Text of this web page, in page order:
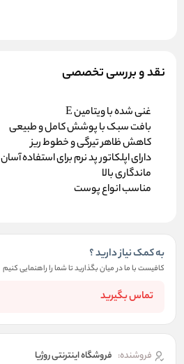
نقد و بررسی تخصصی
غنی شده با ویتامین E
بافت سبک با پوشش کامل و طبیعی
کاهش ظاهر تیرگی و خطوط ریز
دارای اپلکاتور پد نرم برای استفاده آسان
ماندگاری بالا
مناسب انواع پوست
به کمک نیاز دارید ؟
کافیست با ما در میان بگذارید تا شما را راهنمایی کنیم
تماس بگیرید
فروشنده: فروشگاه اینترنتی روژیا